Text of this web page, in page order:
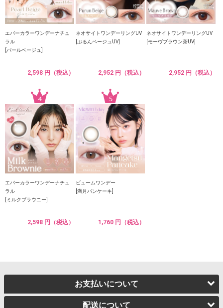
エバーカラーワンデーナチュ
ラル
[パールベージュ]
2,598 円（税込）
ネオサイトワンデーリングUV
[ぷるんベージュUV]
2,952 円（税込）
ネオサイトワンデーリングUV
[モーヴブラウン茶UV]
2,952 円（税込）
エバーカラーワンデーナチュ
ラル
[ミルクブラウニー]
2,598 円（税込）
ビュームワンデー
[満月パンケーキ]
1,760 円（税込）
お支払いについて
配送について